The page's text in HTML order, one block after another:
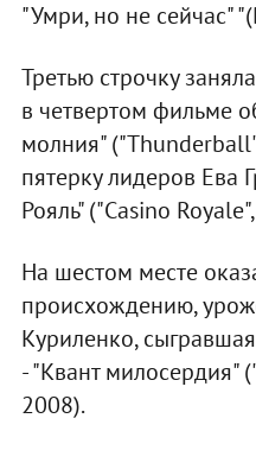
"Умри, но не сейчас"
Третью строчку
в четвертом фильме
молния"
пятерку лидеров Ева
Рояль" ("Casino
На шестом месте
происхождению,
Куриленко,
- "Квант милосердия"
2008).